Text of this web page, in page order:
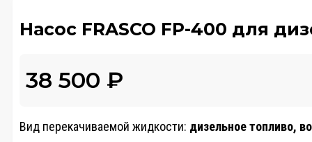
Насос FRASCO FP-400 для
38 500 ₽
Вид перекачиваемой жидкости: дизельное топливо,